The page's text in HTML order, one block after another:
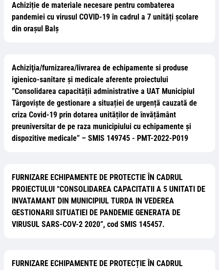
Achiziție de materiale necesare pentru combaterea
pandemiei cu virusul COVID-19 în cadrul a 7 unități școlare
din orașul Balș
Achiziţia/furnizarea/livrarea de echipamente si produse
igienico-sanitare și medicale aferente proiectului
”Consolidarea capacității administrative a UAT Municipiul
Târgoviște de gestionare a situației de urgență cauzată de
criza Covid-19 prin dotarea unităților de învățământ
preuniversitar de pe raza municipiului cu echipamente și
dispozitive medicale” – SMIS 149745 - PMT-2022-P019
FURNIZARE ECHIPAMENTE DE PROTECTIE ÎN CADRUL
PROIECTULUI “CONSOLIDAREA CAPACITATII A 5 UNITATI DE
INVATAMANT DIN MUNICIPIUL TURDA IN VEDEREA
GESTIONARII SITUATIEI DE PANDEMIE GENERATA DE
VIRUSUL SARS-COV-2 2020”, cod SMIS 145457.
FURNIZARE ECHIPAMENTE DE PROTECȚIE ÎN CADRUL